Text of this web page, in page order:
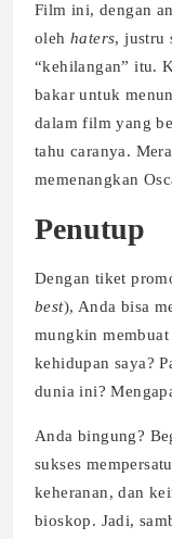
Film ini, dengan
oleh haters, justru
“kehilangan” itu.
bakar untuk
dalam film yang
tahu caranya.
memenangkan
Penutup
Dengan tiket
best), Anda bisa
mungkin
kehidupan saya?
dunia ini?
Anda bingung?
sukses
keheranan, dan
bioskop. Jadi,